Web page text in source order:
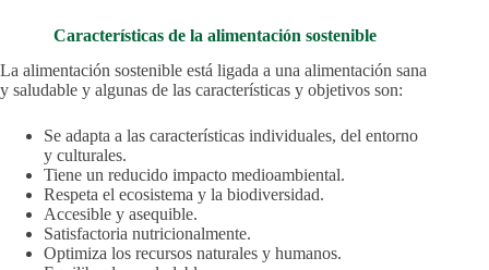
Características de la alimentación sostenible
La alimentación sostenible está ligada a una alimentación sana
y saludable y algunas de las características y objetivos son:
Se adapta a las características individuales, del entorno
y culturales.
Tiene un reducido impacto medioambiental.
Respeta el ecosistema y la biodiversidad.
Accesible y asequible.
Satisfactoria nutricionalmente.
Optimiza los recursos naturales y humanos.